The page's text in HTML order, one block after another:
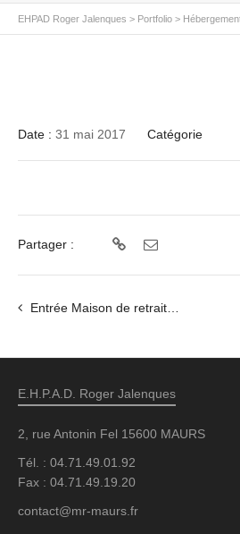
EHPAD Roger Jalenques > Portfolio >
Date : 31 mai 2017 Catégorie
Partager :
Entrée Maison de retraite de Maurs
E.H.P.A.D. Roger Jalenques
2, rue Antonin Fel 15600 MAURS
Tél. : 04.71.49.01.92
Fax : 04.71.49.19.20
contact@mr-maurs.fr